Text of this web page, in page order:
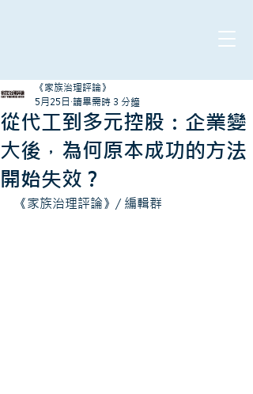
從代工到多元控股：企業變
大後，為何原本成功的方法
開始失效？
《家族治理評論》
5月25日 讀畢需時 3 分鐘
《家族治理評論》/ 編輯群